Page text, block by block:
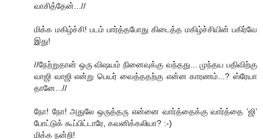
வாசித்தேன்...//
மிக்க மகிழ்ச்சி! படம் பார்த்தபோது கிடைத்த மகிழ்ச்சியின் பகிர்வே
இது!
//நேற்றுதான் ஒரு விஷயம் நினைவுக்கு வந்தது... முந்தய பதிவிற்கு
வாஜி வாஜி என்று பெயர் வைத்ததற்கு என்ன காரணம்...? ஸ்ரேயா
தானே...//
நோ! நோ! அதுலே ஒருத்தரு என்னை வார்த்தைக்கு வார்த்தை ’ஜி’
போட்டுக் கூப்பிட்டாரே, கவனிக்கலியா? :-)
மிக்க நன்றி!